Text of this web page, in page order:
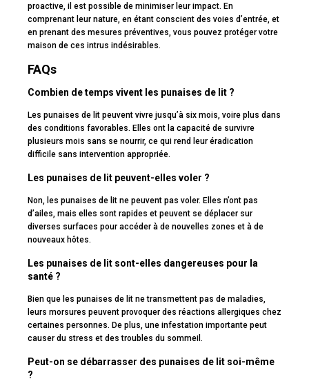
proactive, il est possible de minimiser leur impact. En
comprenant leur nature, en étant conscient des voies d’entrée, et
en prenant des mesures préventives, vous pouvez protéger votre
maison de ces intrus indésirables.
FAQs
Combien de temps vivent les punaises de lit ?
Les punaises de lit peuvent vivre jusqu’à six mois, voire plus dans
des conditions favorables. Elles ont la capacité de survivre
plusieurs mois sans se nourrir, ce qui rend leur éradication
difficile sans intervention appropriée.
Les punaises de lit peuvent-elles voler ?
Non, les punaises de lit ne peuvent pas voler. Elles n’ont pas
d’ailes, mais elles sont rapides et peuvent se déplacer sur
diverses surfaces pour accéder à de nouvelles zones et à de
nouveaux hôtes.
Les punaises de lit sont-elles dangereuses pour la
santé ?
Bien que les punaises de lit ne transmettent pas de maladies,
leurs morsures peuvent provoquer des réactions allergiques chez
certaines personnes. De plus, une infestation importante peut
causer du stress et des troubles du sommeil.
Peut-on se débarrasser des punaises de lit soi-même
?